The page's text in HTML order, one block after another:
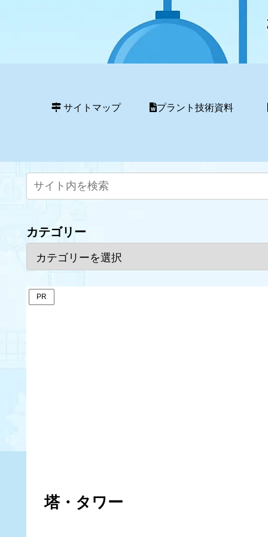
サイトマップ プラント技術資料
カテゴリー
PR
塔・タワー